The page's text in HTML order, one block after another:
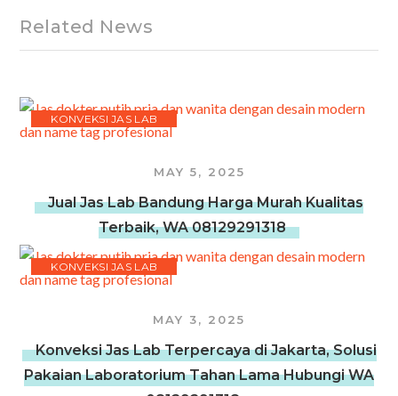
Related News
KONVEKSI JAS LAB
MAY 5, 2025
Jual Jas Lab Bandung Harga Murah Kualitas
Terbaik, WA 08129291318
KONVEKSI JAS LAB
MAY 3, 2025
Konveksi Jas Lab Terpercaya di Jakarta, Solusi
Pakaian Laboratorium Tahan Lama Hubungi WA